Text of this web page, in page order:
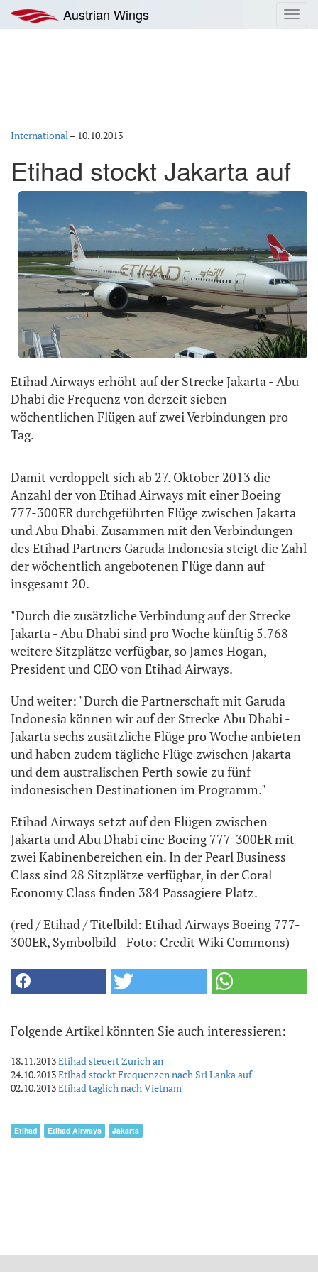
Inhalt
springen
Austrian Wings
International– 10.10.2013
Etihad stockt Jakarta auf
Etihad Airways erhöht auf der Strecke Jakarta - Abu
Dhabi die Frequenz von derzeit sieben
wöchentlichen Flügen auf zwei Verbindungen pro
Tag.
Damit verdoppelt sich ab 27. Oktober 2013 die
Anzahl der von Etihad Airways mit einer Boeing
777-300ER durchgeführten Flüge zwischen Jakarta
und Abu Dhabi. Zusammen mit den Verbindungen
des Etihad Partners Garuda Indonesia steigt die Zahl
der wöchentlich angebotenen Flüge dann auf
insgesamt 20.
"Durch die zusätzliche Verbindung auf der Strecke
Jakarta - Abu Dhabi sind pro Woche künftig 5.768
weitere Sitzplätze verfügbar, so James Hogan,
President und CEO von Etihad Airways.
Und weiter: "Durch die Partnerschaft mit Garuda
Indonesia können wir auf der Strecke Abu Dhabi -
Jakarta sechs zusätzliche Flüge pro Woche anbieten
und haben zudem tägliche Flüge zwischen Jakarta
und dem australischen Perth sowie zu fünf
indonesischen Destinationen im Programm."
Etihad Airways setzt auf den Flügen zwischen
Jakarta und Abu Dhabi eine Boeing 777-300ER mit
zwei Kabinenbereichen ein. In der Pearl Business
Class sind 28 Sitzplätze verfügbar, in der Coral
Economy Class finden 384 Passagiere Platz.
(red / Etihad / Titelbild: Etihad Airways Boeing 777-
300ER, Symbolbild - Foto: Credit Wiki Commons)
Folgende Artikel könnten Sie auch interessieren:
18.11.2013Etihad steuert Zürich an
24.10.2013Etihad stockt Frequenzen nach Sri Lanka auf
02.10.2013Etihad täglich nach Vietnam
Etihad Etihad Airways Jakarta